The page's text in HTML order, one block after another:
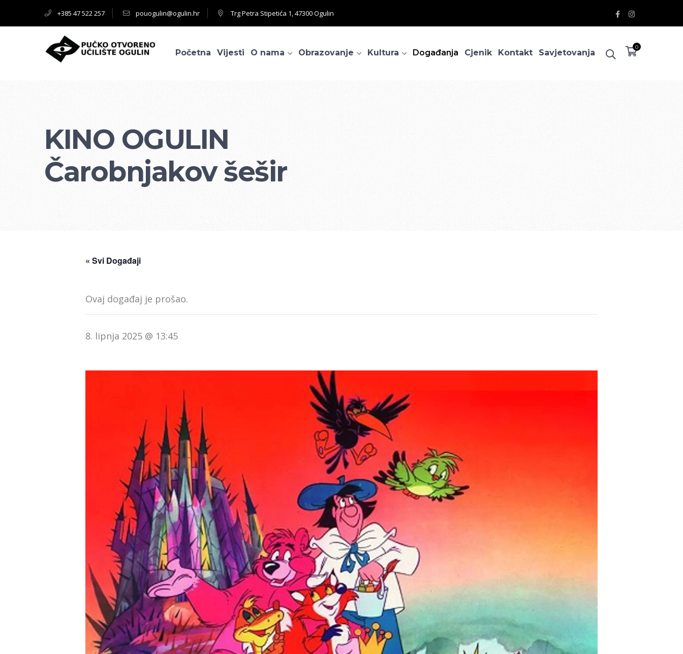
+385 47 522 257 pouogulin@ogulin.hr Trg Petra Stipetića 1, 47300 Ogulin
Facebook
Profile
Instagram
Profile
0
Početna Vijesti O nama Obrazovanje Kultura Događanja Cjenik Kontakt Savjetovanja
KINO OGULIN
Čarobnjakov šešir
« Svi Događaji
Ovaj događaj je prošao.
8. lipnja 2025 @ 13:45